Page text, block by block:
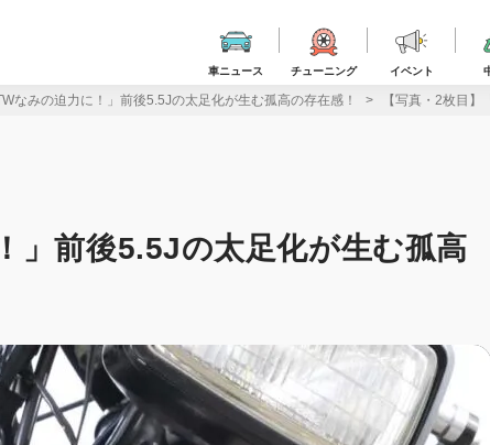
車ニュース チューニング イベント
なみの迫力に！」前後5.5Jの太足化が生む孤高の存在感！ 【写真・2枚目
」前後5.5Jの太足化が生む孤高